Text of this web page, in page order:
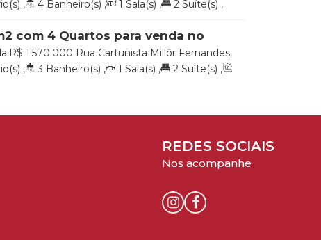
Rio de Janeiro, Rio de Janeiro, Brasil
, 4 Banheiro(s) , 1 Sala(s) , 2 Suíte(s) ,
m² , 3 Vaga(s) , Útil: 213.00m²
com 4 Quartos para venda no
Jardins de Monet no Recreio dos
Rio de Janeiro.
R$ 1.570.000 Rua Cartunista Millôr Fernandes,
Recreio dos Bandeirantes, Rio de Janeiro,
Brasil
, 3 Banheiro(s) , 1 Sala(s) , 2 Suíte(s) ,
REDES SOCIAIS
Nos acompanhe